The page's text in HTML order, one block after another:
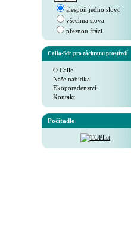
alespoň jedno slovo
všechna slova
přesnou frázi
Calla-Sdr. pro záchranu prostředí
O Calle
Naše nabídka
Ekoporadenství
Kontakt
Počítadlo